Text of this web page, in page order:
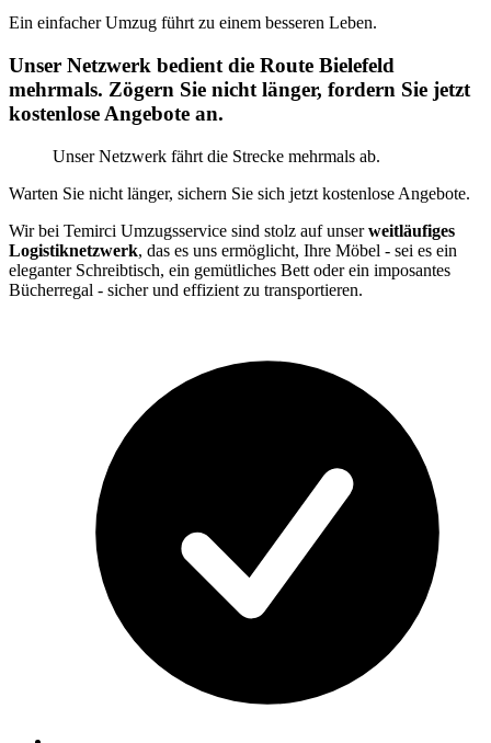
Ein einfacher Umzug führt zu einem besseren Leben.
Unser Netzwerk bedient die Route Bielefeld
mehrmals. Zögern Sie nicht länger, fordern Sie jetzt
kostenlose Angebote an.
Unser Netzwerk fährt die Strecke mehrmals ab.
Warten Sie nicht länger, sichern Sie sich jetzt kostenlose Angebote.
Wir bei Temirci Umzugsservice sind stolz auf unserweitläufiges
Logistiknetzwerk, das es uns ermöglicht, Ihre Möbel - sei es ein
eleganter Schreibtisch, ein gemütliches Bett oder ein imposantes
Bücherregal - sicher und effizient zu transportieren.